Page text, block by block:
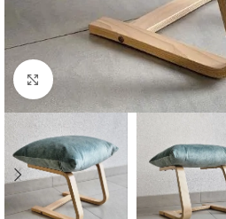
Нажмите, чтобы увеличить